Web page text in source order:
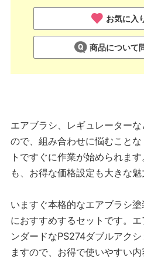
お気に入
商品について
エアブラシ、レギュレーター
ので、組み合わせに悩むこと
トですぐに作業が始められま
も、お得な価格設定も大きな魅
いますぐ本格的なエアブラシ
におすすめするセットです。
ンダードなPS274ダブルアク
ますので、お得で使いやすい内